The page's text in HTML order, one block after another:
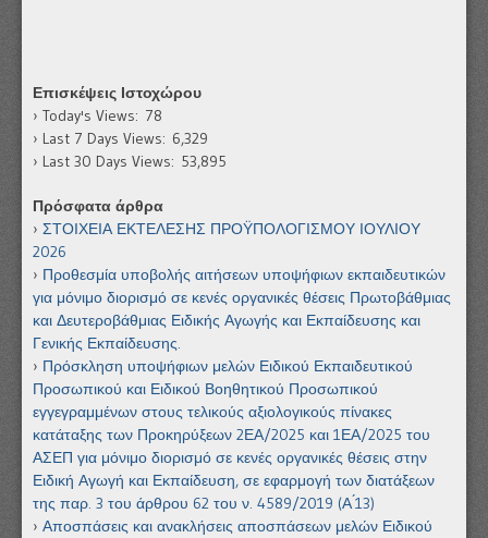
Επισκέψεις Ιστοχώρου
Today's Views: 78
Last 7 Days Views: 6,329
Last 30 Days Views: 53,895
Πρόσφατα άρθρα
ΣΤΟΙΧΕΙΑ ΕΚΤΕΛΕΣΗΣ ΠΡΟΫΠΟΛΟΓΙΣΜΟΥ ΙΟΥΛΙΟΥ
2026
Προθεσμία υποβολής αιτήσεων υποψήφιων εκπαιδευτικών
για μόνιμο διορισμό σε κενές οργανικές θέσεις Πρωτοβάθμιας
και Δευτεροβάθμιας Ειδικής Αγωγής και Εκπαίδευσης και
Γενικής Εκπαίδευσης.
Πρόσκληση υποψήφιων μελών Ειδικού Εκπαιδευτικού
Προσωπικού και Ειδικού Βοηθητικού Προσωπικού
εγγεγραμμένων στους τελικούς αξιολογικούς πίνακες
κατάταξης των Προκηρύξεων 2ΕΑ/2025 και 1ΕΑ/2025 του
ΑΣΕΠ για μόνιμο διορισμό σε κενές οργανικές θέσεις στην
Ειδική Αγωγή και Εκπαίδευση, σε εφαρμογή των διατάξεων
της παρ. 3 του άρθρου 62 του ν. 4589/2019 (Α ́13)
Αποσπάσεις και ανακλήσεις αποσπάσεων μελών Ειδικού